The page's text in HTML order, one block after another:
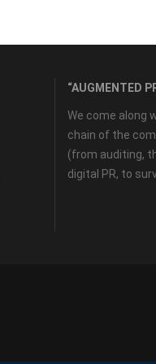
“AUGMENTED
We come along
chain of the
(from auditing,
digital PR, to